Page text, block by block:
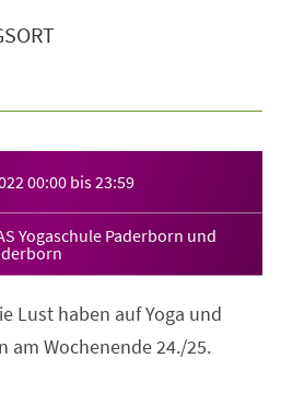
00:00 bis23:59
Yogaschule Paderborn und
Lust haben auf Yoga und
am Wochenende 24./25.